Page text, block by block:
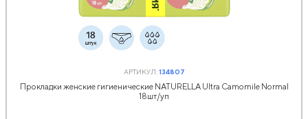
АРТИКУЛ:134807
Прокладки женские гигиенические NATURELLA Ultra Camomile Normal
18шт/уп